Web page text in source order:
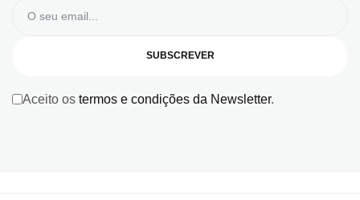
SUBSCREVER
Aceito os termos e condições da Newsletter.